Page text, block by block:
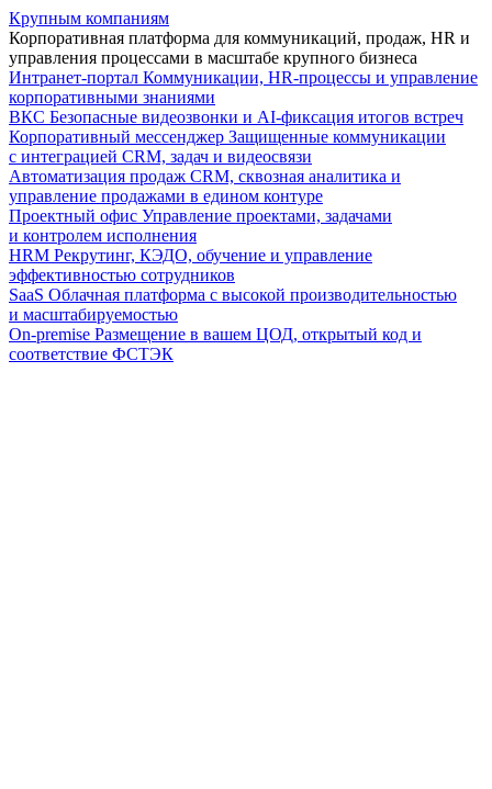
Крупным компаниям
Корпоративная платформа для коммуникаций, продаж, HR и
управления процессами в масштабе крупного бизнеса
Интранет-портал Коммуникации, HR-процессы и управление
корпоративными знаниями
ВКС Безопасные видеозвонки и AI-фиксация итогов встреч
Корпоративный мессенджер Защищенные коммуникации
с интеграцией CRM, задач и видеосвязи
Автоматизация продаж CRM, сквозная аналитика и
управление продажами в едином контуре
Проектный офис Управление проектами, задачами
и контролем исполнения
HRM Рекрутинг, КЭДО, обучение и управление
эффективностью сотрудников
SaaS Облачная платформа с высокой производительностью
и масштабируемостью
On-premise Размещение в вашем ЦОД, открытый код и
соответствие ФСТЭК